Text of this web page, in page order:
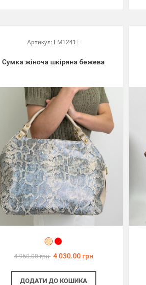
Артикул: FM1241E
Сумка жіноча шкіряна бежева
4 950.00 грн 4 030.00 грн
ДОДАТИДО КОШИКА